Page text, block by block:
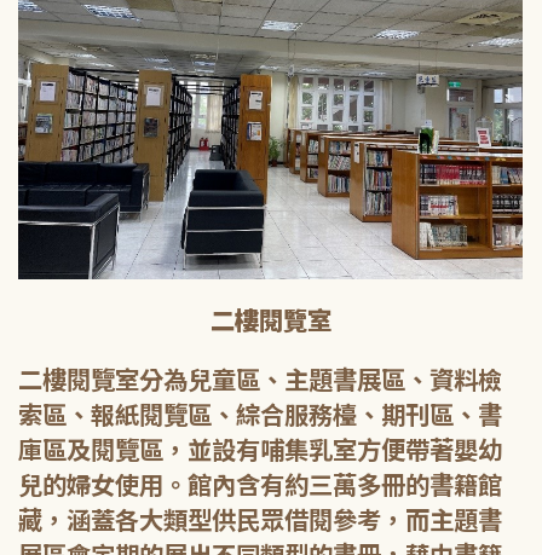
二樓閱覽室
二樓閱覽室分為兒童區、主題書展區、資料檢
索區、報紙閱覽區、綜合服務檯、期刊區、書
庫區及閱覽區，並設有哺集乳室方便帶著嬰幼
兒的婦女使用。館內含有約三萬多冊的書籍館
藏，涵蓋各大類型供民眾借閱參考，而主題書